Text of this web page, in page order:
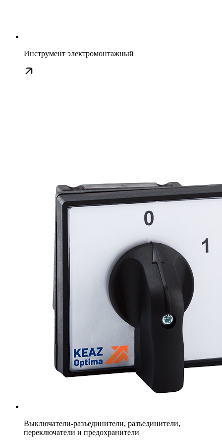
Инструмент электромонтажный
Выключатели-разъединители, разъединители,
переключатели и предохранители